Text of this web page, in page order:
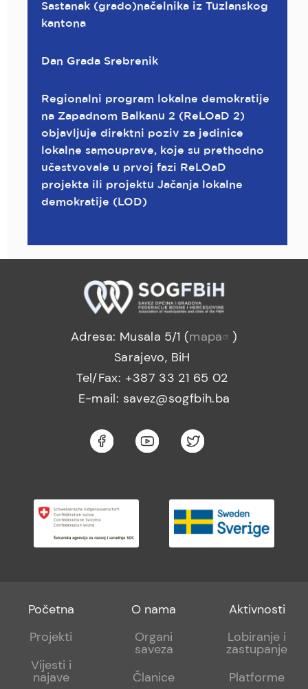
Sastanak (grado)načelnika iz Tuzlanskog
kantona
Dan Grada Srebrenik
Regionalni program lokalne demokratije
na Zapadnom Balkanu 2 (ReLOaD 2)
objavljuje direktni poziv za jedinice
lokalne samouprave, koje su prethodno
učestvovale u prvoj fazi ReLOaD
projekta ili projektu Jačanja lokalne
demokratije (LOD)
Adresa: Musala 5/1 (mapa
)
Sarajevo, BiH
Tel/Fax: +387 33 21 65 02
E-mail: savez@sogfbih.ba
Footer
menu
Početna
Projekti
Vijesti i
najave
Footer
sub
O nama
Organi
saveza
Članice
Footer
sub
Aktivnosti
Lobiranje i
zastupanje
Platforme